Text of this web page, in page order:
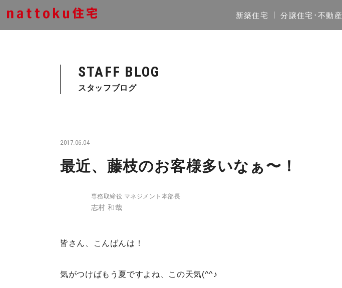
新築住宅 分譲住宅･不動産
STAFF BLOG
スタッフブログ
2017.06.04
最近、藤枝のお客様多いなぁ〜！
専務取締役 マネジメント本部長
志村 和哉
皆さん、こんばんは！
気がつけばもう夏ですよね、この天気(^^♪